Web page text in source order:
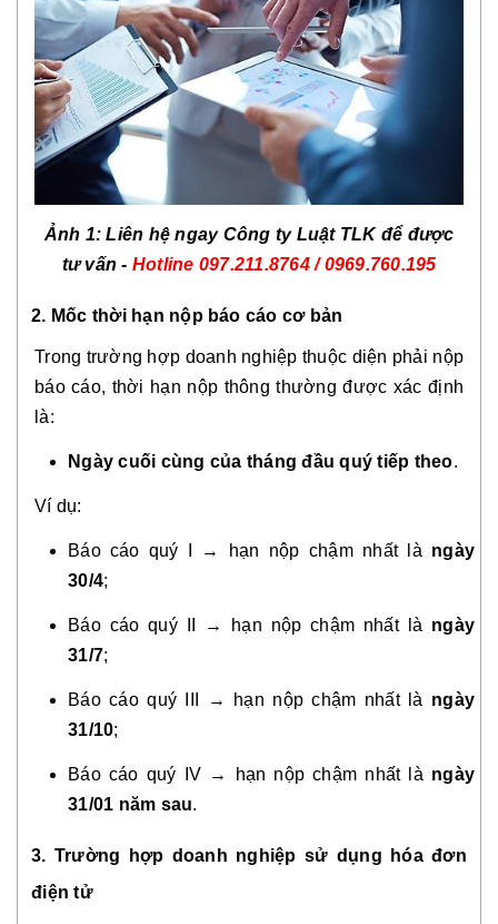
Ảnh 1: Liên hệ ngay Công ty Luật TLK để được
tư vấn - Hotline 097.211.8764 / 0969.760.195
2. Mốc thời hạn nộp báo cáo cơ bản
Trong trường hợp doanh nghiệp thuộc diện phải nộp
báo cáo, thời hạn nộp thông thường được xác định
là:
Ngày cuối cùng của tháng đầu quý tiếp theo.
Ví dụ:
Báo cáo quý I → hạn nộp chậm nhất là ngày
30/4;
Báo cáo quý II → hạn nộp chậm nhất là ngày
31/7;
Báo cáo quý III → hạn nộp chậm nhất là ngày
31/10;
Báo cáo quý IV → hạn nộp chậm nhất là ngày
31/01 năm sau.
3. Trường hợp doanh nghiệp sử dụng hóa đơn
điện tử